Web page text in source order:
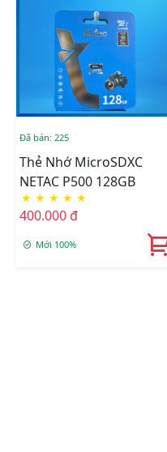
Đã bán: 225
Thẻ Nhớ MicroSDXC
NETAC P500 128GB
★ ★ ★ ★ ★
400.000 đ
Mới 100%